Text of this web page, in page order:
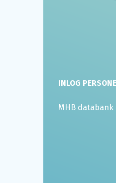
INLOG
MHB databank